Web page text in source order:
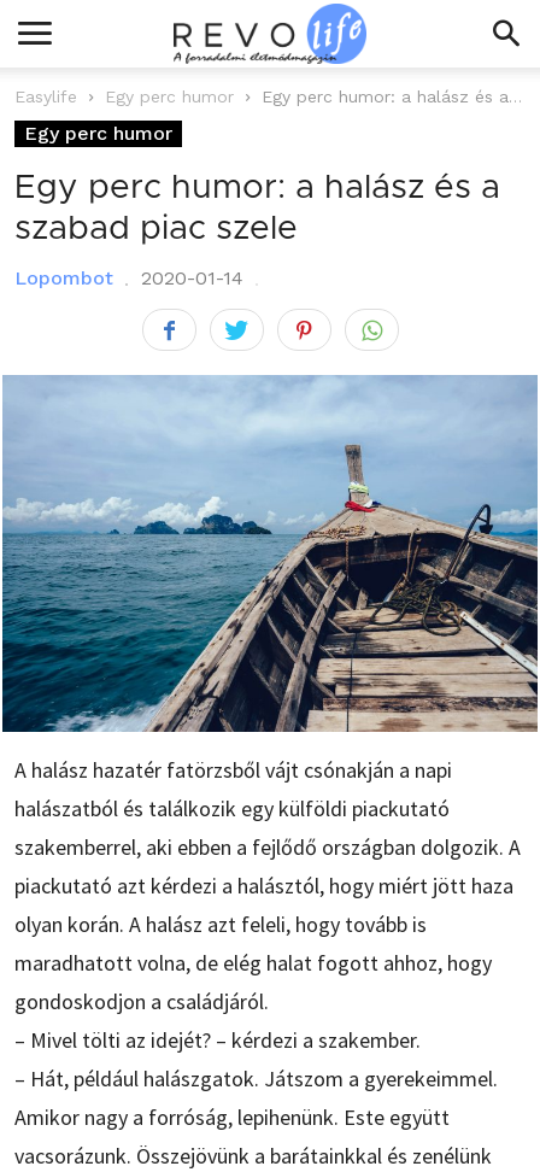
Easylife Egy perc humor Egy perc humor: a halász és a szabad piac szele
Egy perc humor
Egy perc humor: a halász és a
szabad piac szele
Lopombot 2020-01-14
A halász hazatér fatörzsből vájt csónakján a napi
halászatból és találkozik egy külföldi piackutató
szakemberrel, aki ebben a fejlődő országban dolgozik. A
piackutató azt kérdezi a halásztól, hogy miért jött haza
olyan korán. A halász azt feleli, hogy tovább is
maradhatott volna, de elég halat fogott ahhoz, hogy
gondoskodjon a családjáról.
– Mivel tölti az idejét? – kérdezi a szakember.
– Hát, például halászgatok. Játszom a gyerekeimmel.
Amikor nagy a forróság, lepihenünk. Este együtt
vacsorázunk. Összejövünk a barátainkkal és zenélünk